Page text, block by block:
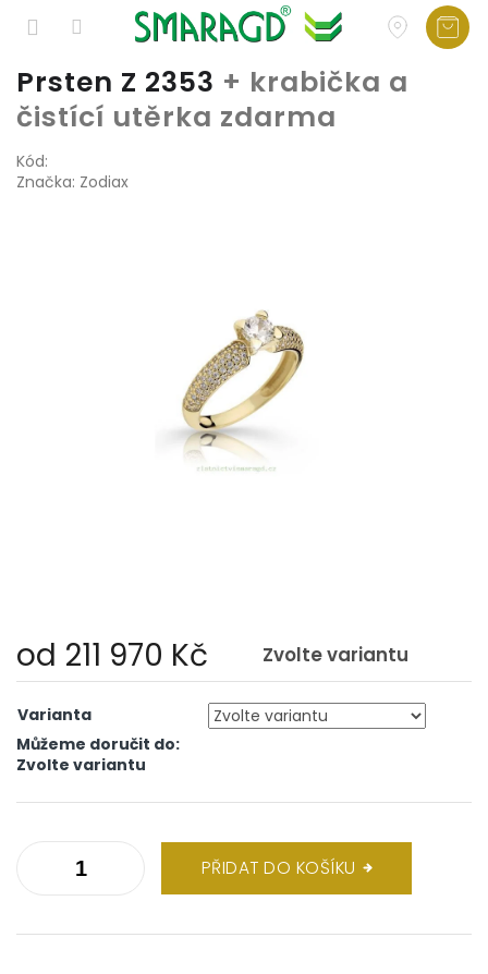
Přejít
obsah
Prsten Z 2353 + krabička a
čistící utěrka zdarma
Kód:
Značka: Zodiax
od 211 970 Kč Zvolte variantu
cena:
Varianta
Můžeme doručit do:
Zvolte variantu
PŘIDAT DO KOŠÍKU